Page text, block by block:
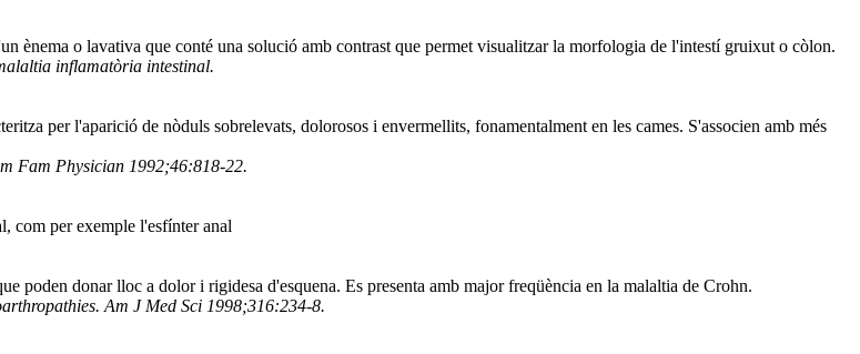
ènema o lavativa que conté una solució amb contrast que permet visualitzar la morfologia de l'intestí gruixut o còlon.
inflamatòria intestinal.
per l'aparició de nòduls sobrelevats, dolorosos i envermellits, fonamentalment en les cames. S'associen amb més
Fam Physician 1992;46:818-22.
com per exemple l'esfínter anal
poden donar lloc a dolor i rigidesa d'esquena. Es presenta amb major freqüència en la malaltia de Crohn.
Am J Med Sci 1998;316:234-8.